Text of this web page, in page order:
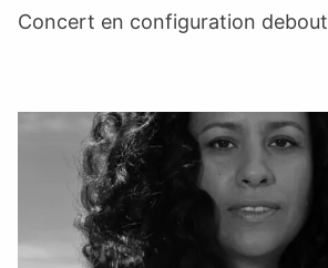
Concert en configuration debout